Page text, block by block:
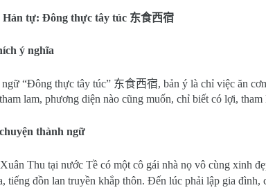
Hán tự: Đông thực tây túc 东食西宿
ý nghĩa
ngữ “Đông thực tây túc” 东食西宿, bản ý là chỉ việc ăn
lam, phương diện nào cũng muốn, chỉ biết có lợi, tham
thành ngữ
Thu tại nước Tề có một cô gái nhà nọ vô cùng xinh
tiếng đồn lan truyền khắp thôn. Đến lúc phải lập gia đình,